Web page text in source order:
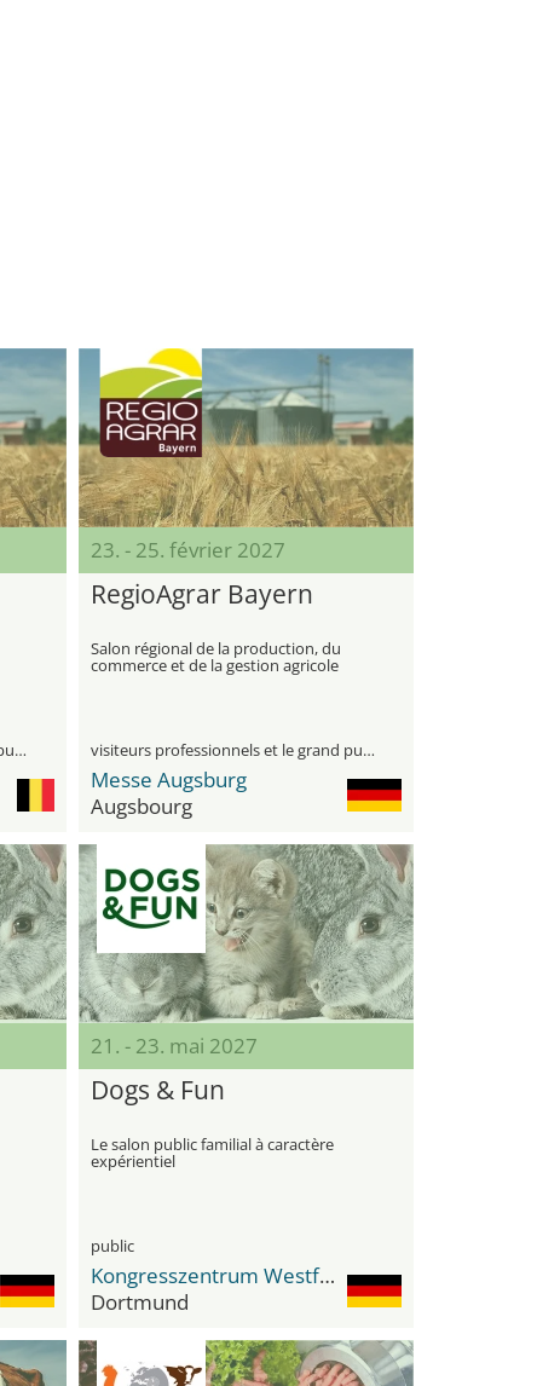
visiteurs professionnels et le grand public
23. - 25. février 2027
RegioAgrar Bayern
Salon régional de la production, du
commerce et de la gestion agricole
visiteurs professionnels et le grand public
Messe Augsburg
Augsbourg
21. - 23. mai 2027
Dogs & Fun
Le salon public familial à caractère
expérientiel
public
Kongresszentrum Westfalenhallen
Dortmund